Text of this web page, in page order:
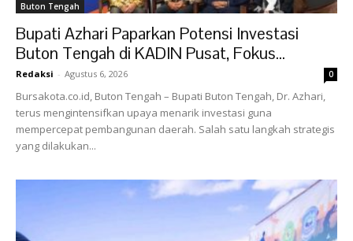
Buton Tengah
Bupati Azhari Paparkan Potensi Investasi
Buton Tengah di KADIN Pusat, Fokus...
Redaksi - Agustus 6, 2026 0
Bursakota.co.id, Buton Tengah – Bupati Buton Tengah, Dr. Azhari,
terus mengintensifkan upaya menarik investasi guna
mempercepat pembangunan daerah. Salah satu langkah strategis
yang dilakukan...